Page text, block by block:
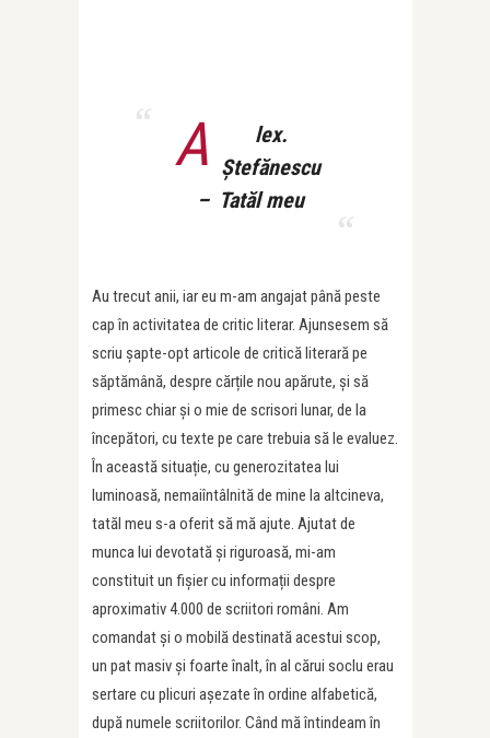
A
lex.
Ștefănescu
– Tatăl meu
Au trecut anii, iar eu m-am angajat până peste
cap în activitatea de critic literar. Ajunsesem să
scriu șapte-opt articole de critică literară pe
săptămână, despre cărțile nou apărute, și să
primesc chiar și o mie de scrisori lunar, de la
începători, cu texte pe care trebuia să le evaluez.
În această situație, cu generozitatea lui
luminoasă, nemaiîntâlnită de mine la altcineva,
tatăl meu s-a oferit să mă ajute. Ajutat de
munca lui devotată și riguroasă, mi-am
constituit un fișier cu informații despre
aproximativ 4.000 de scriitori români. Am
comandat și o mobilă destinată acestui scop,
un pat masiv și foarte înalt, în al cărui soclu erau
sertare cu plicuri așezate în ordine alfabetică,
după numele scriitorilor. Când mă întindeam în